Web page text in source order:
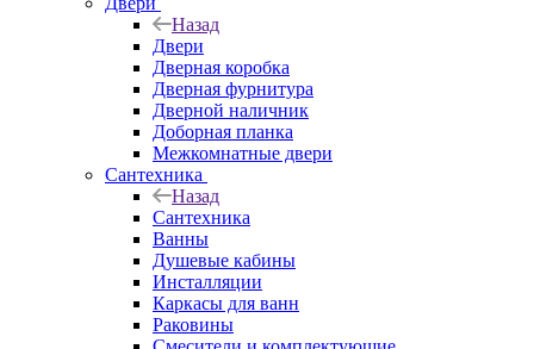
Назад
Двери
Дверная коробка
Дверная фурнитура
Дверной наличник
Доборная планка
Межкомнатные двери
Сантехника
Назад
Сантехника
Ванны
Душевые кабины
Инсталляции
Каркасы для ванн
Раковины